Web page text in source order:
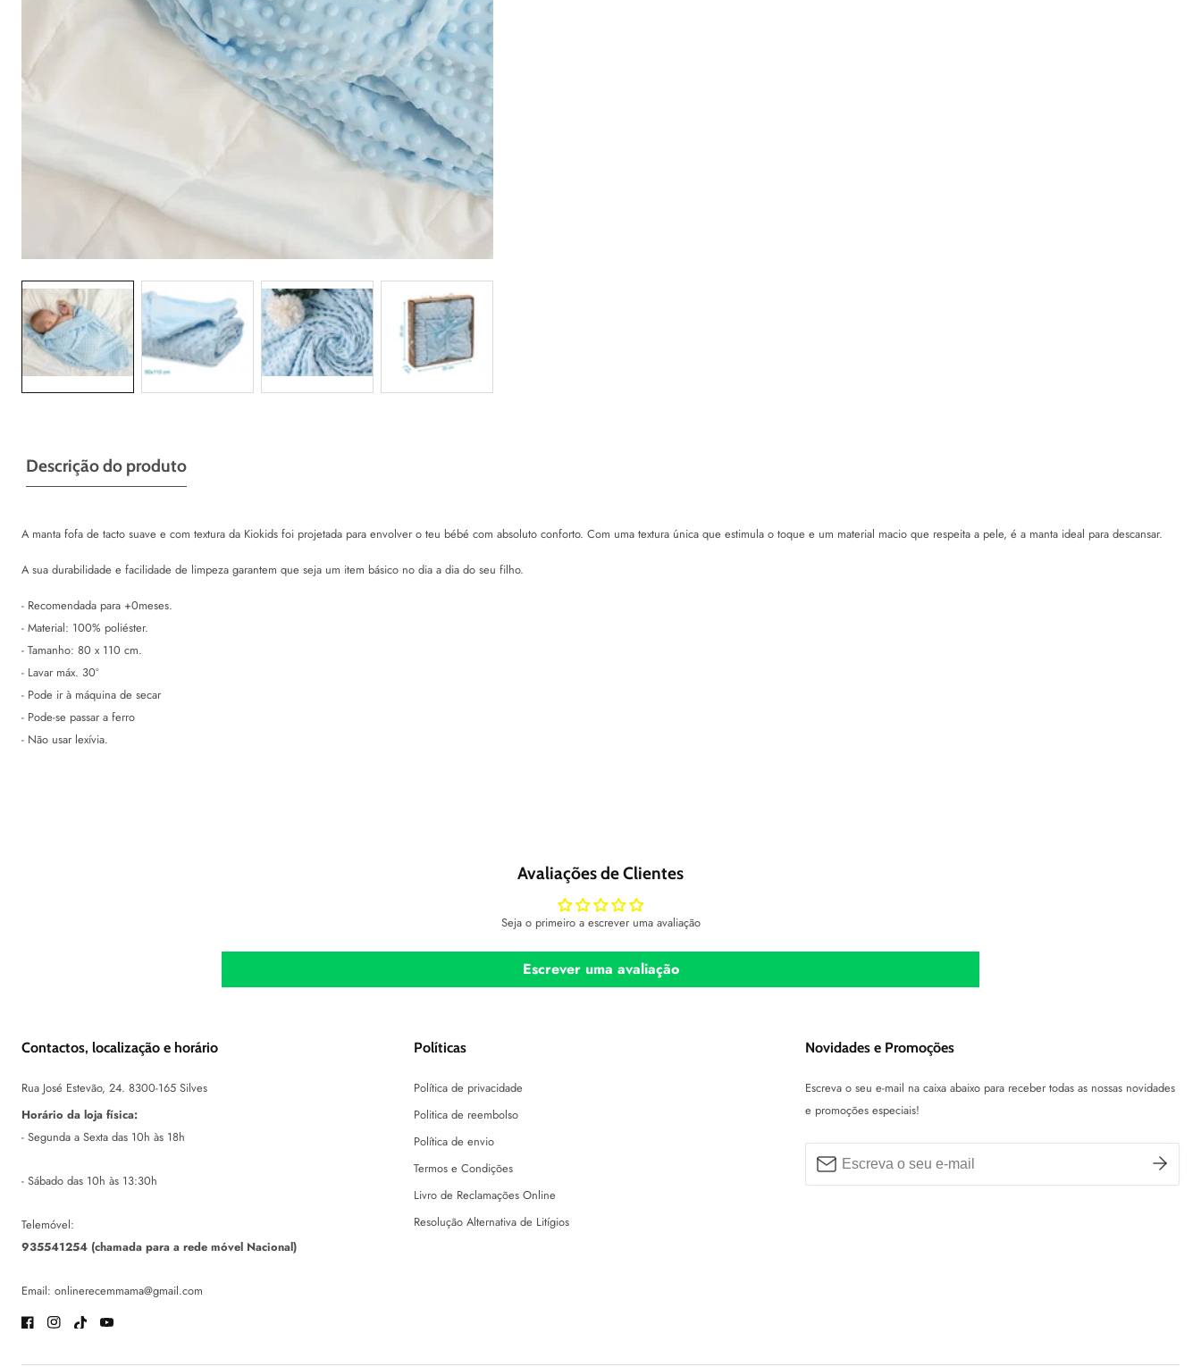
Descrição do produto
A manta fofa de tacto suave e com textura da Kiokids foi projetada para envolver o teu bébé com absoluto conforto. Com uma textura única que estimula o toque e um material macio que respeita a pele, é a manta ideal para descansar.
A sua durabilidade e facilidade de limpeza garantem que seja um item básico no dia a dia do seu filho.
- Recomendada para +0meses.
- Material: 100% poliéster.
- Tamanho: 80 x 110 cm.
- Lavar máx. 30º
- Pode ir à máquina de secar
- Pode-se passar a ferro
- Não usar lexívia.
Avaliações de Clientes
Seja o primeiro a escrever uma avaliação
Escrever uma avaliação
Contactos, localização e horário
Rua José Estevão, 24. 8300-165 Silves
Horário da loja física:
- Segunda a Sexta das 10h às 18h
- Sábado das 10h às 13:30h
Telemóvel:
935541254 (chamada para a rede móvel Nacional)
Email: onlinerecemmama@gmail.com
Facebook
Instagram
TikTokYoutube
Políticas
Política de privacidade
Politica de reembolso
Política de envio
Termos e Condições
Livro de Reclamações Online
Resolução Alternativa de Litígios
Novidades e Promoções
Escreva o seu e-mail na caixa abaixo para receber todas as nossas novidades
e promoções especiais!